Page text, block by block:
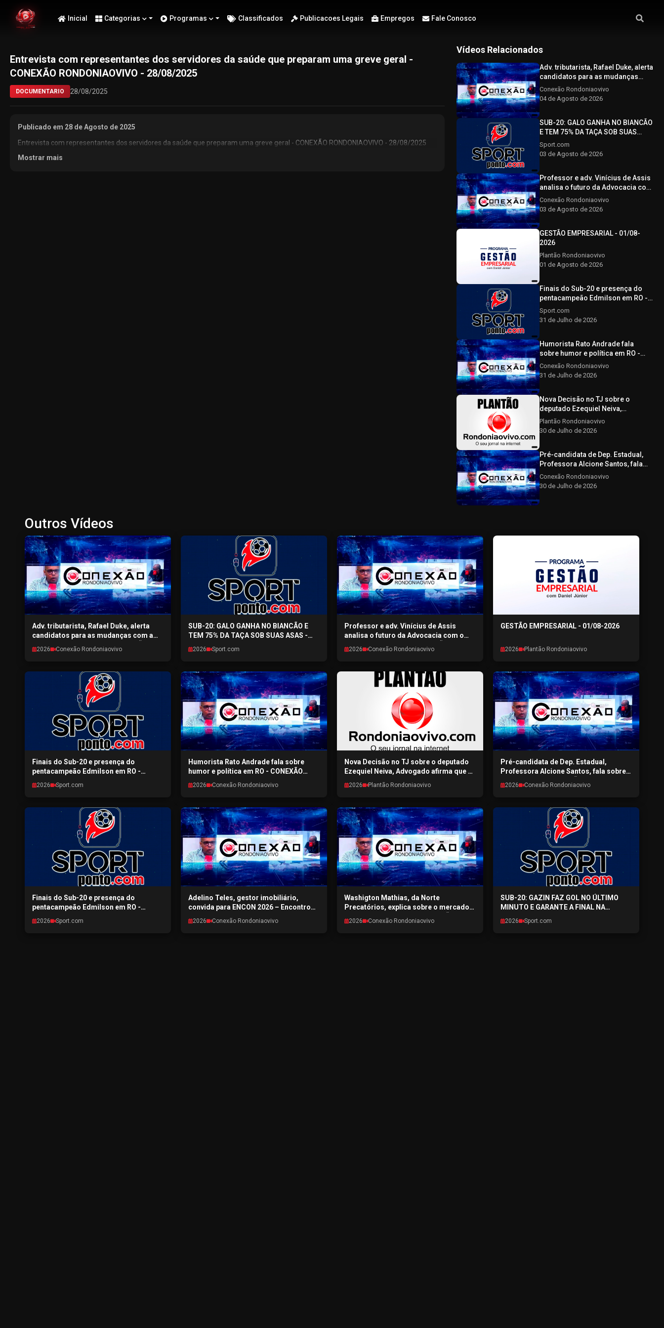
Inicial Categorias Programas Classificados Publicacoes Legais Empregos Fale Conosco
Entrevista com representantes dos servidores da saúde que preparam uma greve geral -
CONEXÃO RONDONIAOVIVO - 28/08/2025
DOCUMENTARIO 28/08/2025
Publicado em 28 de Agosto de 2025
Entrevista com representantes dos servidores da saúde que preparam uma greve geral - CONEXÃO RONDONIAOVIVO - 28/08/2025
Mostrar mais
Vídeos Relacionados
Adv. tributarista, Rafael Duke, alerta
candidatos para as mudanças
com a nova reforma tributária -
CONEXÃO RONDONIAOVIVO -
04/08/2026
Conexão Rondoniaovivo
04 de Agosto de 2026
SUB-20: GALO GANHA NO BIANCÃO
E TEM 75% DA TAÇA SOB SUAS
ASAS - SPORTPONTO.COM -
03/08/2026
Sport.com
03 de Agosto de 2026
Professor e adv. Vinícius de Assis
analisa o futuro da Advocacia com
o avanço tecnológico - CONEXÃO
RONDONIAOVIVO - 03/08/2026
Conexão Rondoniaovivo
03 de Agosto de 2026
GESTÃO EMPRESARIAL - 01/08-
2026
Plantão Rondoniaovivo
01 de Agosto de 2026
Finais do Sub-20 e presença do
pentacampeão Edmilson em RO -
SPORTPONTO.COM - 31/07/2026
Sport.com
31 de Julho de 2026
Humorista Rato Andrade fala
sobre humor e política em RO -
CONEXÃO RONDONIAOVIVO -
31/07/2026
Conexão Rondoniaovivo
31 de Julho de 2026
Nova Decisão no TJ sobre o
deputado Ezequiel Neiva,
Advogado afirma que a decisão
não afeta a elegibilidade do
Plantão Rondoniaovivo
30 de Julho de 2026
Pré-candidata de Dep. Estadual,
Professora Alcione Santos, fala
sobre a pré-campanha CONEXÃO
RONDONIAOVIVO - 30/07/2026
Conexão Rondoniaovivo
30 de Julho de 2026
Outros Vídeos
Adv. tributarista, Rafael Duke, alerta
candidatos para as mudanças com a
nova reforma tributária - CONEXÃO
RONDONIAOVIVO - 04/08/2026
2026 Conexão Rondoniaovivo
SUB-20: GALO GANHA NO BIANCÃO E
TEM 75% DA TAÇA SOB SUAS ASAS -
SPORTPONTO.COM - 03/08/2026
2026 Sport.com
Professor e adv. Vinícius de Assis
analisa o futuro da Advocacia com o
avanço tecnológico - CONEXÃO
RONDONIAOVIVO - 03/08/2026
2026 Conexão Rondoniaovivo
GESTÃO EMPRESARIAL - 01/08-2026
2026 Plantão Rondoniaovivo
Finais do Sub-20 e presença do
pentacampeão Edmilson em RO -
SPORTPONTO.COM - 31/07/2026
2026 Sport.com
Humorista Rato Andrade fala sobre
humor e política em RO - CONEXÃO
RONDONIAOVIVO - 31/07/2026
2026 Conexão Rondoniaovivo
Nova Decisão no TJ sobre o deputado
Ezequiel Neiva, Advogado afirma que a
decisão não afeta a elegibilidade do
candidato - Plantão Rondoniaovivo -
2026 Plantão Rondoniaovivo
Pré-candidata de Dep. Estadual,
Professora Alcione Santos, fala sobre a
pré-campanha CONEXÃO
RONDONIAOVIVO - 30/07/2026
2026 Conexão Rondoniaovivo
Finais do Sub-20 e presença do
pentacampeão Edmilson em RO -
SPORTPONTO.COM - 29/07/2026
2026 Sport.com
Adelino Teles, gestor imobiliário,
convida para ENCON 2026 – Encontro
Condominial de Porto Velho -
CONEXÃO RONDONIAOVIVO -
2026 Conexão Rondoniaovivo
Washigton Mathias, da Norte
Precatórios, explica sobre o mercado
de precatórios em RO - CONEXÃO
RONDONIAOVIVO - 28/07/2026
2026 Conexão Rondoniaovivo
SUB-20: GAZIN FAZ GOL NO ÚLTIMO
MINUTO E GARANTE A FINAL NA
CAPITAL - SPORTPONTO.COM -
27/07/2026
2026 Sport.com